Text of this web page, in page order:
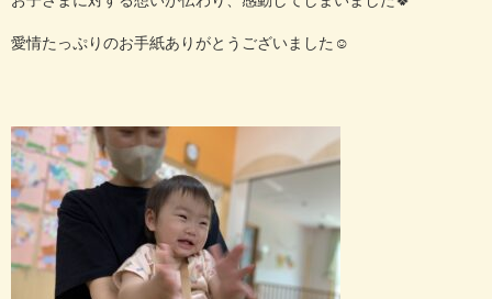
愛情たっぷりのお手紙ありがとうございました☺️